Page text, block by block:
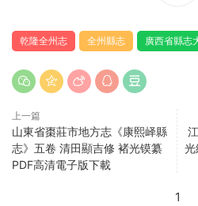
乾隆全州志 全州縣志 廣西省縣志
上一篇
山東省棗莊市地方志《康熙峄縣
志》五卷 清田顯吉修 褚光镆纂
PDF高清電子版下載
光
1